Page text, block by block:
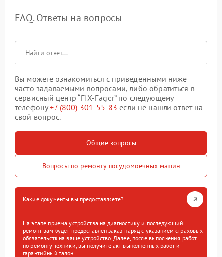
FAQ. Ответы на вопросы
Вы можете ознакомиться с приведенными ниже
часто задаваемыми вопросами, либо обратиться в
сервисный центр “FIX-Fagor” по следующему
телефону+7 (800) 301-55-83 если не нашли ответ на
свой вопрос.
Общие вопросы
Вопросы по ремонту посудомоечных машин
Какие документы вы предоставляете?
На этапе приема устройства на диагностику и последующий
ремонт вам будет предоставлен заказ-наряд с указанием страховых
обязательств на ваше устройство. Далее, после выполнения работ
по ремонту техники, вы получите акт выполненных работ и
гарантийный талон.